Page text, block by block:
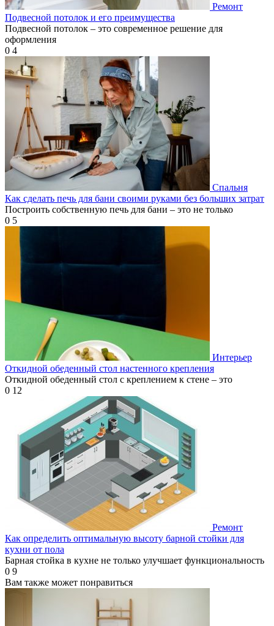
Ремонт
Подвесной потолок и его преимущества
Подвесной потолок – это современное решение для
оформления
0 4
Спальня
Как сделать печь для бани своими руками без больших затрат
Построить собственную печь для бани – это не только
0 5
Интерьер
Откидной обеденный стол настенного крепления
Откидной обеденный стол с креплением к стене – это
0 12
Ремонт
Как определить оптимальную высоту барной стойки для
кухни от пола
Барная стойка в кухне не только улучшает функциональность
0 9
Вам также может понравиться